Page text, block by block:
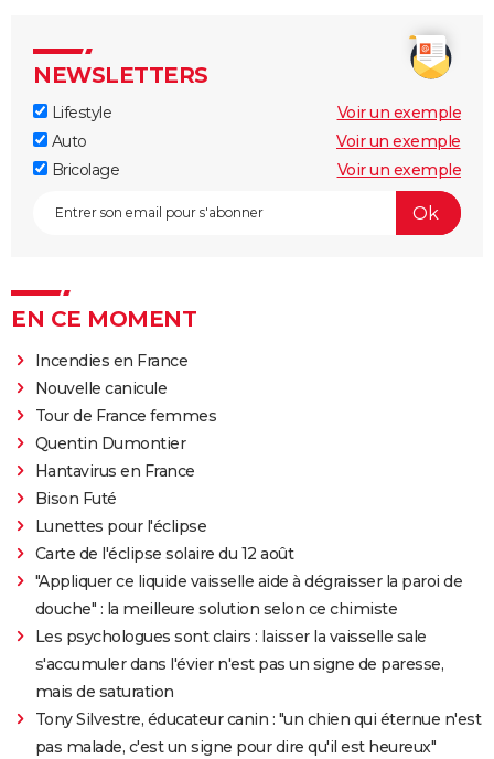
NEWSLETTERS
Lifestyle
Voir un exemple
Auto
Voir un exemple
Bricolage
Voir un exemple
EN CE MOMENT
Incendies en France
Nouvelle canicule
Tour de France femmes
Quentin Dumontier
Hantavirus en France
Bison Futé
Lunettes pour l'éclipse
Carte de l'éclipse solaire du 12 août
"Appliquer ce liquide vaisselle aide à dégraisser la paroi de
douche" : la meilleure solution selon ce chimiste
Les psychologues sont clairs : laisser la vaisselle sale
s'accumuler dans l'évier n'est pas un signe de paresse,
mais de saturation
Tony Silvestre, éducateur canin : "un chien qui éternue n'est
pas malade, c'est un signe pour dire qu'il est heureux"